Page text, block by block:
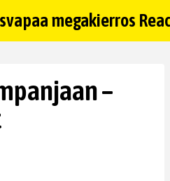
megakierros
–